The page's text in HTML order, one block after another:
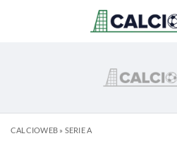
CALCIOWEB» SERIE A